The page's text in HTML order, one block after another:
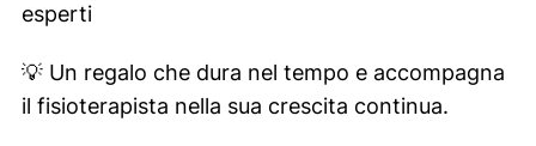
esperti
💡 Un regalo che dura nel tempo e accompagna
il fisioterapista nella sua crescita continua.